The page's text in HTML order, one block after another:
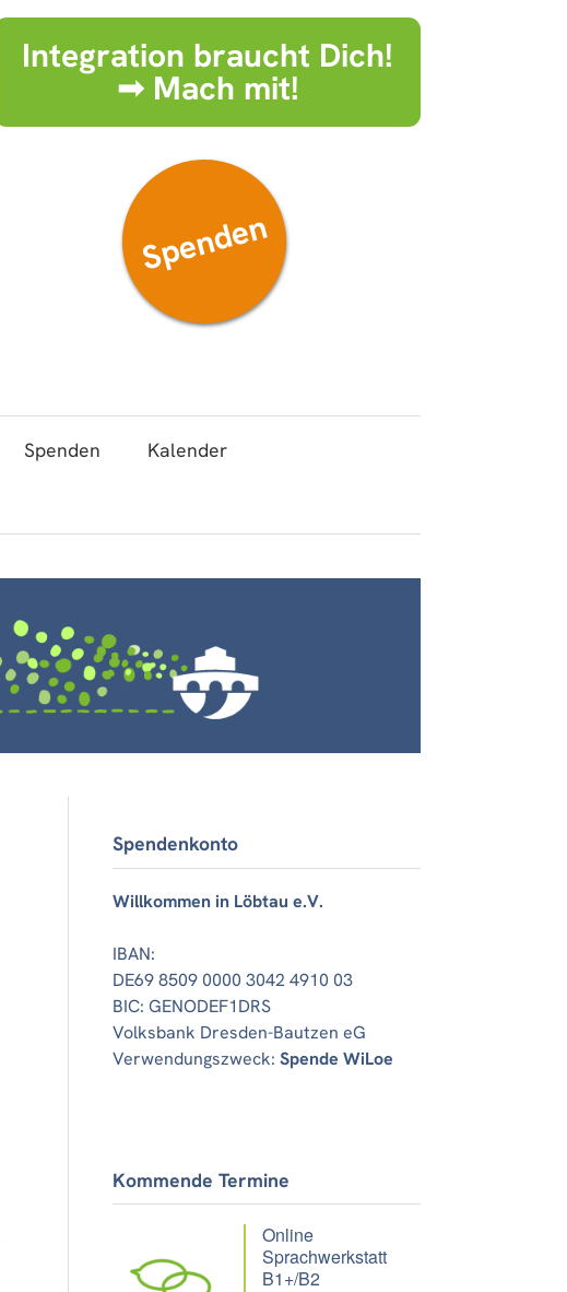
Integration braucht Dich!
➟ Mach mit!
Spenden
Spenden
Kalender
Spendenkonto
Willkommen in Löbtau e.V.
IBAN:
DE69 8509 0000 3042 4910 03
BIC: GENODEF1DRS
Volksbank Dresden-Bautzen eG
Verwendungszweck:Spende WiLoe
Kommende Termine
Online
Sprachwerkstatt
B1+/B2